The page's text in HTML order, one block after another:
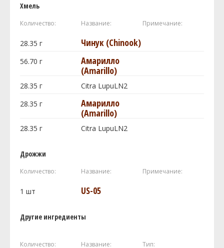
Хмель
Количество: Название: Примечание:
28.35 г Чинук (Chinook)
56.70 г
Амарилло
(Amarillo)
28.35 г
Citra LupuLN2
28.35 г
Амарилло
(Amarillo)
28.35 г Citra LupuLN2
Дрожжи
Количество: Название: Примечание:
1 шт US-05
Другие ингредиенты
Количество: Название: Тип: